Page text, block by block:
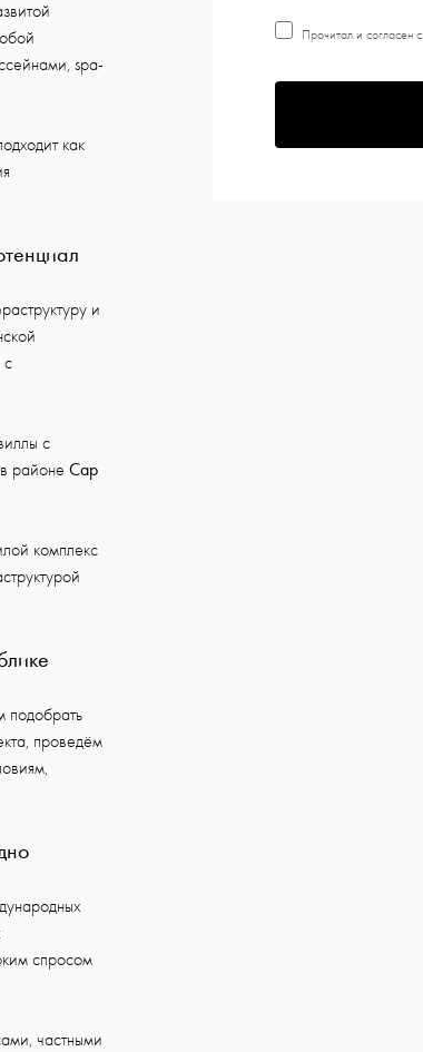
spa-
как
и
с
с
районе Cap
комплекс
подобрать
проведём
спросом
частными
Прочитал и согласен с